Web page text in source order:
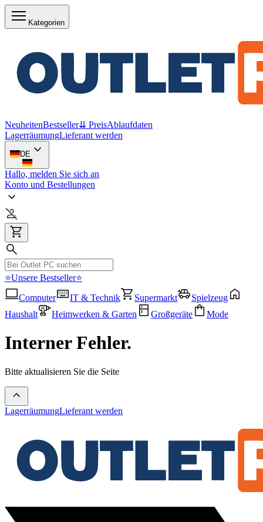
Kategorien
NeuheitenBestseller⇊ PreisAblaufdaten
LagerräumungLieferant werden
DE
Hallo, melden Sie sich an
Konto und Bestellungen
⭐Unsere Bestseller⭐
Computer
IT & Technik Supermarkt
Spielzeug
Haushalt
Heimwerken & Garten Großgeräte Mode
Interner Fehler.
Bitte aktualisieren Sie die Seite
LagerräumungLieferant werden